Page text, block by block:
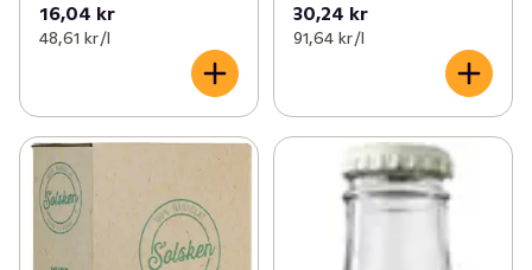
16,04 kr
48,61 kr /l
30,24 kr
91,64 kr /l